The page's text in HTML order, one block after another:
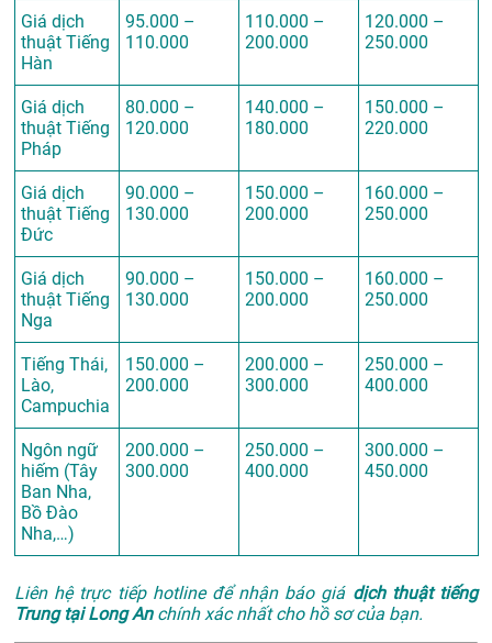
Giá dịch
thuật Tiếng
Hàn
95.000 –
110.000
110.000 –
200.000
120.000 –
250.000
Giá dịch
thuật Tiếng
Pháp
80.000 –
120.000
140.000 –
180.000
150.000 –
220.000
Giá dịch
thuật Tiếng
Đức
90.000 –
130.000
150.000 –
200.000
160.000 –
250.000
Giá dịch
thuật Tiếng
Nga
90.000 –
130.000
150.000 –
200.000
160.000 –
250.000
Tiếng Thái,
Lào,
Campuchia
150.000 –
200.000
200.000 –
300.000
250.000 –
400.000
Ngôn ngữ
hiếm (Tây
Ban Nha,
Bồ Đào
Nha,…)
200.000 –
300.000
250.000 –
400.000
300.000 –
450.000
Liên hệ trực tiếp hotline để nhận báo giá dịch thuật tiếng
Trung tại Long Anchính xác nhất cho hồ sơ của bạn.